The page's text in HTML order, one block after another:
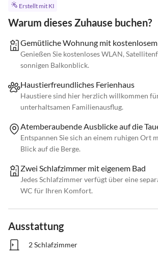
Erstellt mit KI
Warum dieses Zuhause buchen?
Gemütliche Wohnung mit
Genießen Sie kostenloses WLAN,
sonnigen Balkonblick.
Haustierfreundliches Ferienhaus
Haustiere sind hier herzlich willkommen
unterhaltsamen Familienausflug.
Atemberaubende Ausblicke auf die
Entspannen Sie sich an einem ruhigen Ort
Blick auf die Berge.
Zwei Schlafzimmer mit eigenem Bad
Jedes Schlafzimmer verfügt über eine
WC für Ihren Komfort.
Ausstattung
2 Schlafzimmer